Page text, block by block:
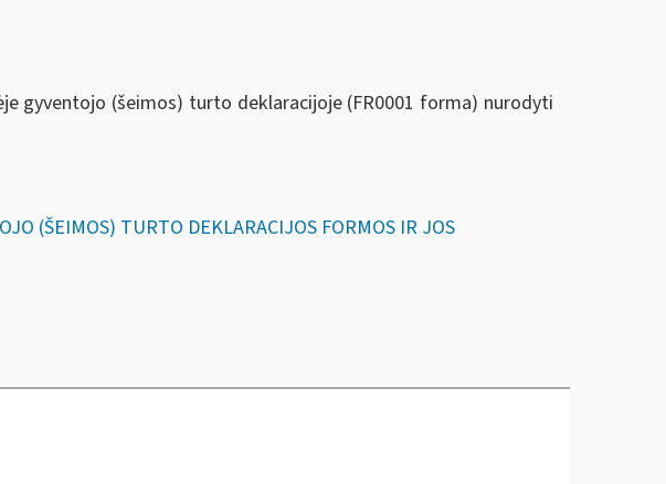
gyventojo (šeimos) turto deklaracijoje (FR0001 forma) nurodyti
(ŠEIMOS) TURTO DEKLARACIJOS FORMOS IR JOS